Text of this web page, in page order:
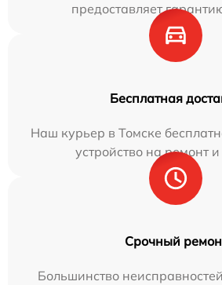
предоставляет
Бесплатная
Наш курьер в Томске
устройство на ремонт
Срочный
Большинство